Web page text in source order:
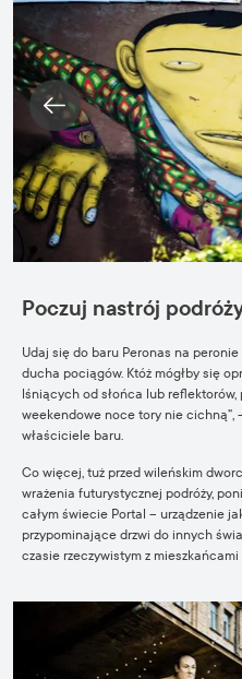
Poczuj nastrój
Udaj się do baru Peronas na
ducha pociągów. Któż mógłby się
lśniących od słońca lub reflektorów,
weekendowe noce tory nie cichną”,
właściciele baru.
Co więcej, tuż przed wileńskim
wrażenia futurystycznej podróży,
całym świecie Portal – urządzenie
przypominające drzwi do innych
czasie rzeczywistym z